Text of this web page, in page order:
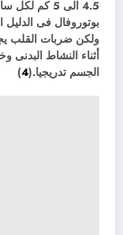
4.5 الى 5
بوتوروفال فى
أثناء النشاط
الجسم تدريجيا.(4
)